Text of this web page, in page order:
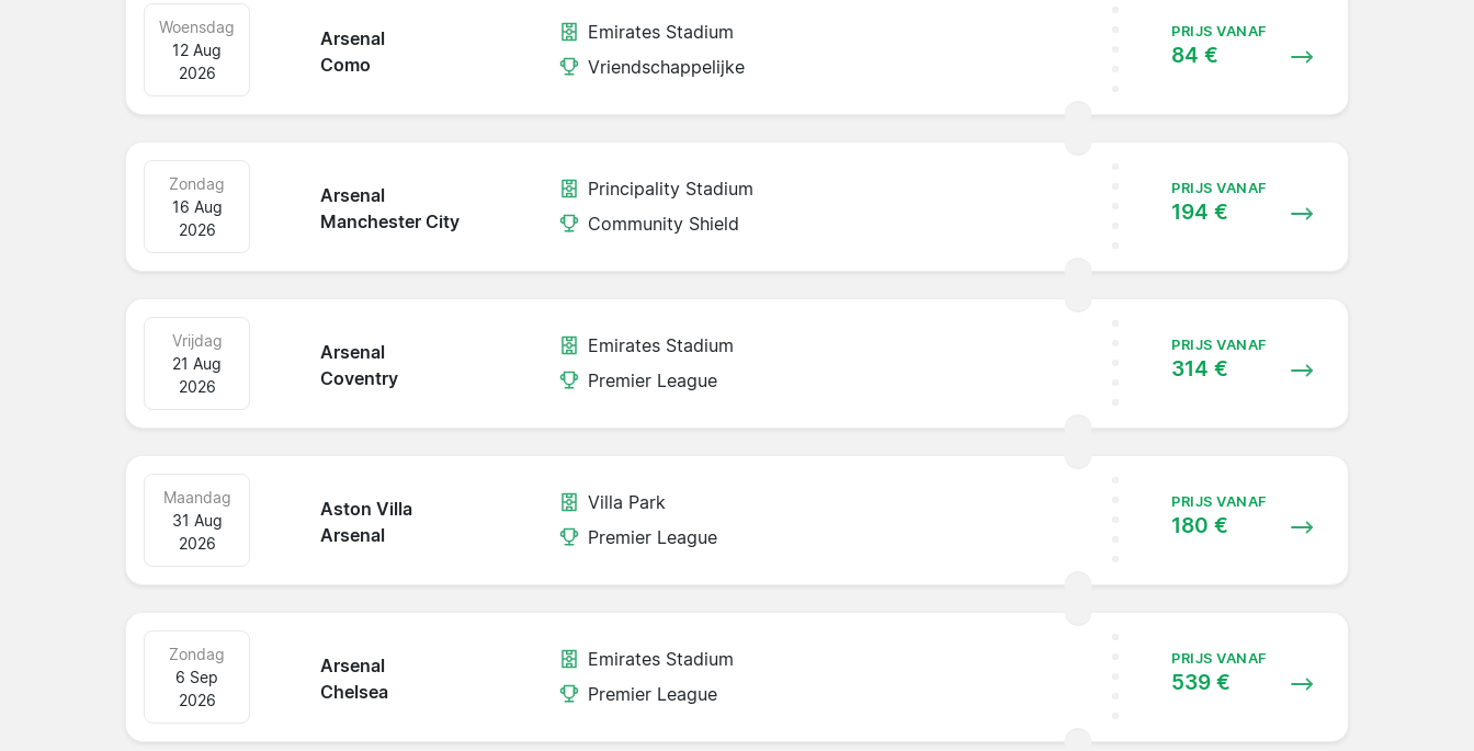
Arsenal
Como
Woensdag
12 Aug
2026
Emirates Stadium
Vriendschappelijke
PRIJS VANAF
84 €
Arsenal
Manchester City
Zondag
16 Aug
2026
Principality Stadium
Community Shield
PRIJS VANAF
194 €
Arsenal
Coventry
Vrijdag
21 Aug
2026
Emirates Stadium
Premier League
PRIJS VANAF
314 €
Aston Villa
Arsenal
Maandag
31 Aug
2026
Villa Park
Premier League
PRIJS VANAF
180 €
Arsenal
Chelsea
Zondag
6 Sep
2026
Emirates Stadium
Premier League
PRIJS VANAF
539 €